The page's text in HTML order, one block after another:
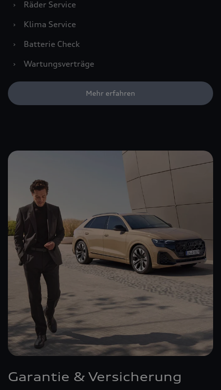
›
Räder Service
›
Klima Service
›
Batterie Check
›
Wartungsverträge
Mehr erfahren
Garantie & Versicherung